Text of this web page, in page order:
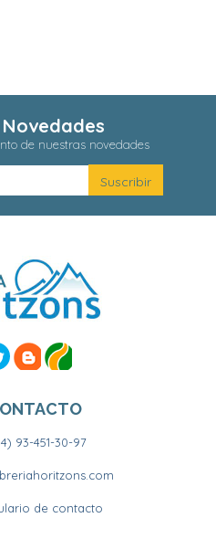
de nuestras novedades
93-451-30-97
de contacto